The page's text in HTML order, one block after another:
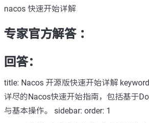
nacos 快速开始详解
专家官方解答 ：
回答：
title: Nacos 开源版快速开始详解
详尽的Nacos快速开始指南，包括基于
与基本操作。 sidebar: order: 1